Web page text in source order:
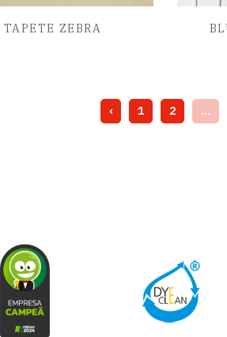
TAPETE ZEBRA
‹ 1 2 ...